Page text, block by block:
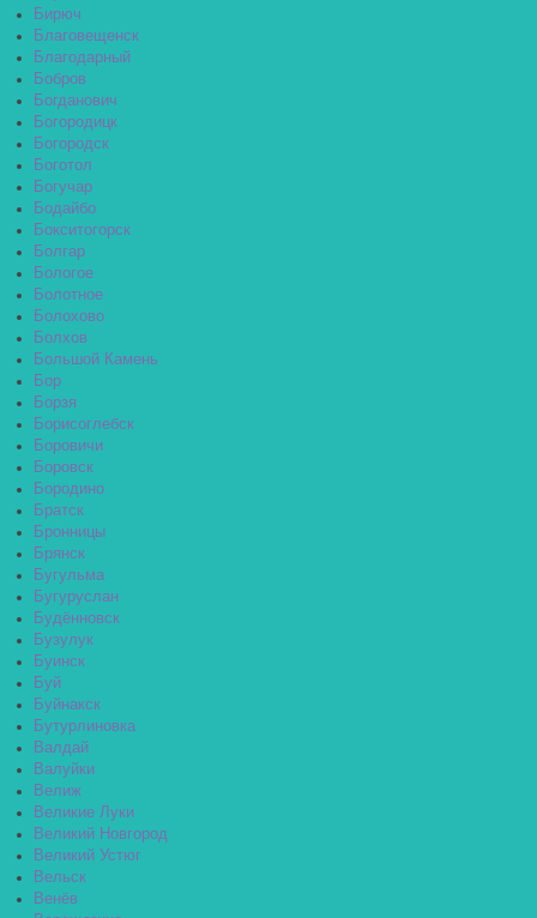
Бирюч
Благовещенск
Благодарный
Бобров
Богданович
Богородицк
Богородск
Боготол
Богучар
Бодайбо
Бокситогорск
Болгар
Бологое
Болотное
Болохово
Болхов
Большой Камень
Бор
Борзя
Борисоглебск
Боровичи
Боровск
Бородино
Братск
Бронницы
Брянск
Бугульма
Бугуруслан
Будённовск
Бузулук
Буинск
Буй
Буйнакск
Бутурлиновка
Валдай
Валуйки
Велиж
Великие Луки
Великий Новгород
Великий Устюг
Вельск
Венёв